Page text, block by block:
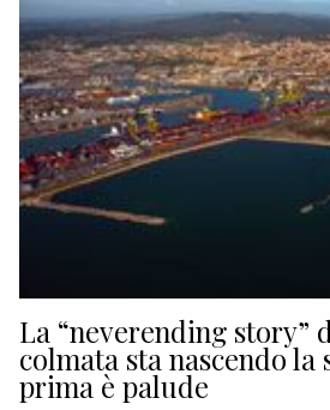
La “neverending story”
colmata sta nascendo la
prima è palude